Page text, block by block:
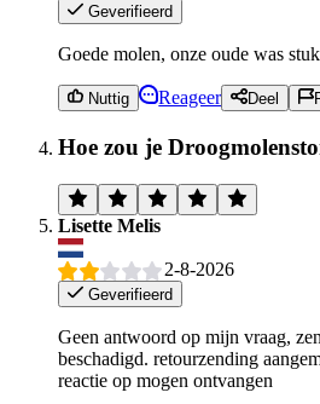
Geverifieerd
Goede molen, onze oude was
Nuttig Reageer Deel
Hoe zou je
Lisette Melis
2-8-2026
Geverifieerd
Geen antwoord op mijn vraag,
beschadigd. retourzending
reactie op mogen ontvangen